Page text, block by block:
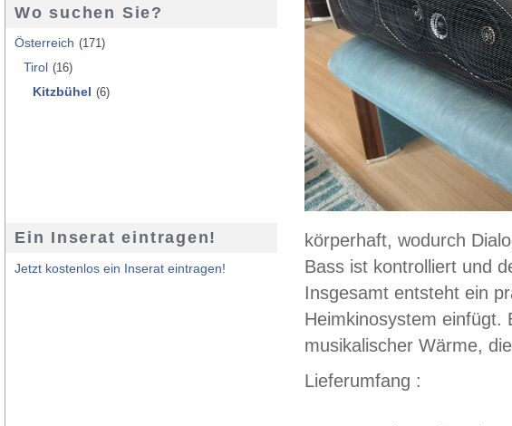
körperhaft, wodurch
Bass ist kontrolliert und
Insgesamt entsteht ein
Heimkinosystem einfügt.
musikalischer Wärme,
Lieferumfang :
Wo suchen Sie?
Österreich (171)
Tirol (16)
Kitzbühel (6)
Ein Inserat eintragen!
Jetzt kostenlos ein Inserat eintragen!